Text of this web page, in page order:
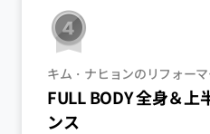
キム・ナヒョンのリフォーマ
FULL BODY 全身＆上
ンス